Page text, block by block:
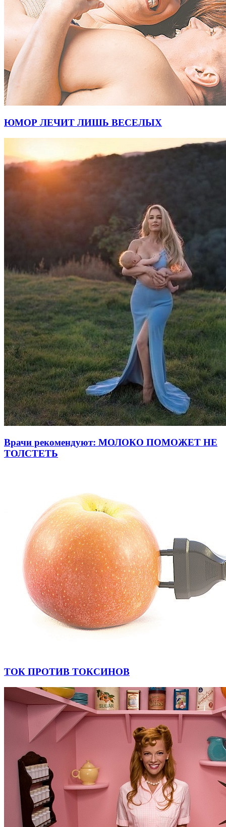
ЮМОР ЛЕЧИТ ЛИШЬ ВЕСЕЛЫХ
Врачи рекомендуют: МОЛОКО ПОМОЖЕТ НЕ
ТОЛСТЕТЬ
ТОК ПРОТИВ ТОКСИНОВ